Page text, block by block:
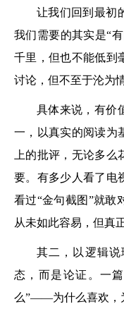
让我们回到最初
我们需要的其实是“
千里，但也不能低到
讨论，但不至于沦为
具体来说，有价
一，以真实的阅读为
上的批评，无论多
要。有多少人看了电
看过“金句截图”就敢
从未如此容易，但真
其二，以逻辑
态，而是论证。一
么”——为什么喜欢，